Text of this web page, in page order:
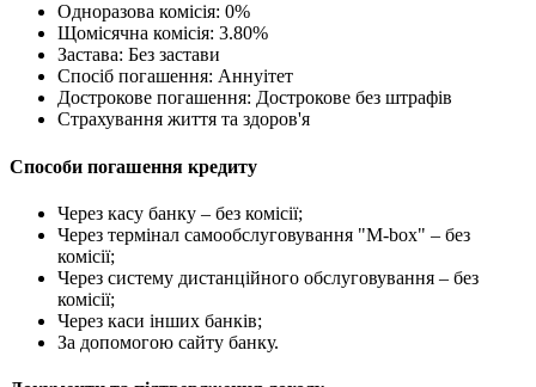
Одноразова комісія: 0%
Щомісячна комісія: 3.80%
Застава: Без застави
Спосіб погашення: Aннуітет
Дострокове погашення: Дострокове без штрафів
Страхування життя та здоров'я
Способи погашення кредиту
Через касу банку – без комісії;
Через термінал самообслуговування "М-box" – без
комісії;
Через систему дистанційного обслуговування – без
комісії;
Через каси інших банків;
За допомогою сайту банку.